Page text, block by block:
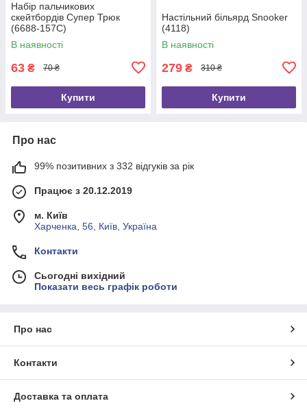
Набір пальчикових
скейтбордів Супер Трюк
(6688-157C)
В наявності
63 ₴ 70 ₴
Купити
Настільний більярд Snooker
(4118)
В наявності
279 ₴ 310 ₴
Купити
Про нас
99% позитивних з 332 відгуків за рік
Працює з 20.12.2019
м. Київ
Харченка, 56, Київ, Україна
Контакти
Сьогодні вихідний
Показати весь графік роботи
Про нас
Контакти
Доставка та оплата